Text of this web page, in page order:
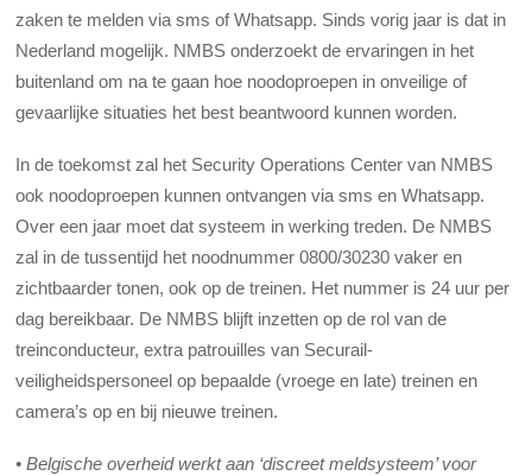
zaken te melden via sms of Whatsapp. Sinds vorig jaar is dat in
Nederland mogelijk. NMBS onderzoekt de ervaringen in het
buitenland om na te gaan hoe noodoproepen in onveilige of
gevaarlijke situaties het best beantwoord kunnen worden.
In de toekomst zal het Security Operations Center van NMBS
ook noodoproepen kunnen ontvangen via sms en Whatsapp.
Over een jaar moet dat systeem in werking treden. De NMBS
zal in de tussentijd het noodnummer 0800/30230 vaker en
zichtbaarder tonen, ook op de treinen. Het nummer is 24 uur per
dag bereikbaar. De NMBS blijft inzetten op de rol van de
treinconducteur, extra patrouilles van Securail-
veiligheidspersoneel op bepaalde (vroege en late) treinen en
camera’s op en bij nieuwe treinen.
• Belgische overheid werkt aan ‘discreet meldsysteem’ voor